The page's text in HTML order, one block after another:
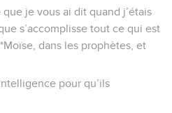
je vous ai dit quand j’étais
s’accomplisse tout ce qui est
dans les prophètes, et
pour qu’ils